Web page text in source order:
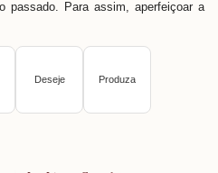
passado. Para assim, aperfeiçoar a
Deseje Produza